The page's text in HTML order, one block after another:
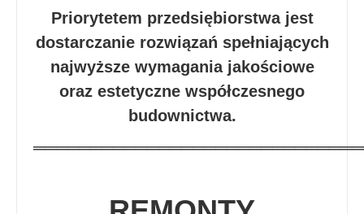
Priorytetem przedsiębiorstwa jest
dostarczanie rozwiązań spełniających
najwyższe wymagania jakościowe
oraz estetyczne współczesnego
budownictwa.